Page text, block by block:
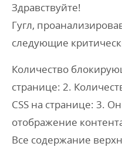
Здравствуйте!
Гугл,
следующие
Количество
странице: 2.
CSS на странице: 3.
отображение
Все содержание